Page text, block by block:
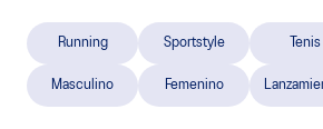
Running Sportstyle Tenis
Masculino Femenino